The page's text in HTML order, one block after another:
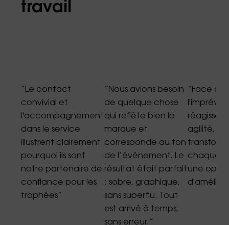
travail
“Le contact
convivial et
l'accompagnement
dans le service
illustrent clairement
pourquoi ils sont
notre partenaire de
confiance pour les
trophées”
“Nous avions besoin
de quelque chose
qui reflète bien la
marque et
corresponde au ton
de l’événement. Le
résultat était parfait
: sobre, graphique,
sans superflu. Tout
est arrivé à temps,
sans erreur.”
“Face à
l'imprévu,
agilité,
chaque
une